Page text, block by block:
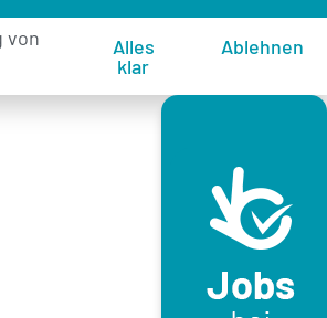
von
Alles
klar
Ablehnen